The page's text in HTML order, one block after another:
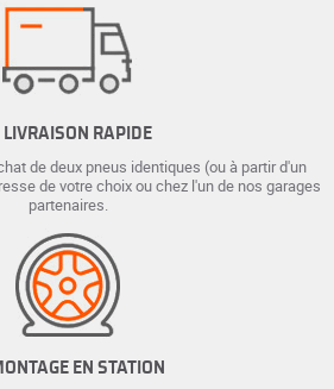
LIVRAISON RAPIDE
de deux pneus identiques (ou à partir d'un
de votre choix ou chez l'un de nos garages
partenaires.
EN STATION